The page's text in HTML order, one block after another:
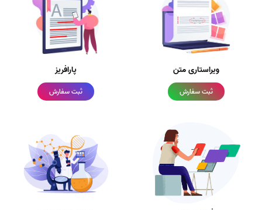
ویراستاری متن
ثبت سفارش
پارافریز
ثبت سفارش